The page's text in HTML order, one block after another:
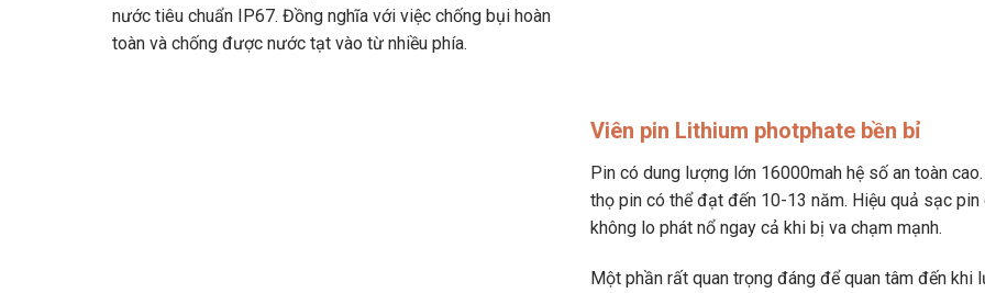
nước tiêu chuẩn IP67. Đồng nghĩa với việc chống bụi hoàn
toàn và chống được nước tạt vào từ nhiều phía.
Viên pin Lithium photphate bền bỉ
Pin có dung lượng lớn 16000mah hệ số an toàn
thọ pin có thể đạt đến 10-13 năm. Hiệu quả sạc pin
không lo phát nổ ngay cả khi bị va chạm mạnh.
Một phần rất quan trọng đáng để quan tâm đến khi